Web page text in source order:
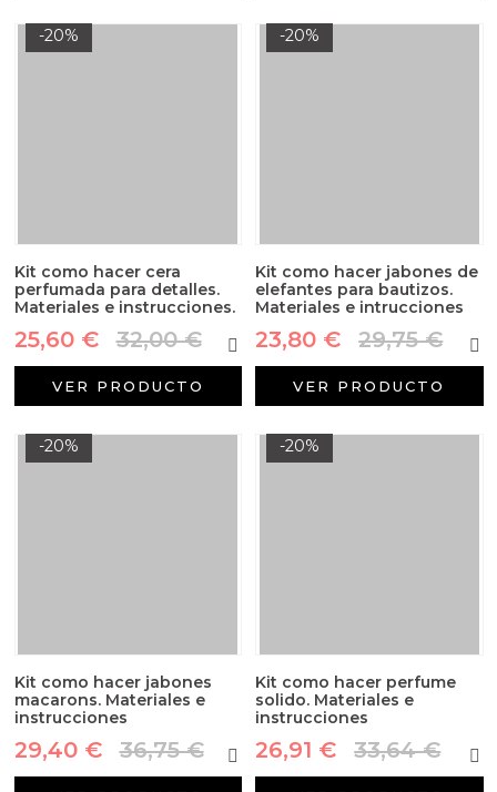
-20%
Kit como hacer cera
perfumada para detalles.
Materiales e instrucciones.
25,60 € 32,00 €
VER PRODUCTO
-20%
Kit como hacer jabones de
elefantes para bautizos.
Materiales e intrucciones
23,80 € 29,75 €
VER PRODUCTO
-20%
Kit como hacer jabones
macarons. Materiales e
instrucciones
29,40 € 36,75 €
-20%
Kit como hacer perfume
solido. Materiales e
instrucciones
26,91 € 33,64 €